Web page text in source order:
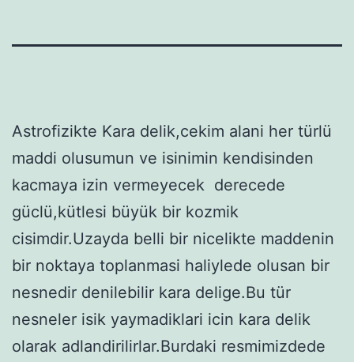
Astrofizikte Kara delik,cekim alani her türlü
maddi olusumun ve isinimin kendisinden
kacmaya izin vermeyecek derecede
güclü,kütlesi büyük bir kozmik
cisimdir.Uzayda belli bir nicelikte maddenin
bir noktaya toplanmasi haliylede olusan bir
nesnedir denilebilir kara delige.Bu tür
nesneler isik yaymadiklari icin kara delik
olarak adlandirilirlar.Burdaki resmimizdede